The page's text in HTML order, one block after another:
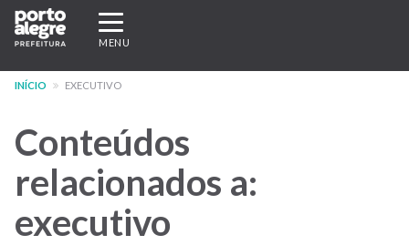
Pular
para
conteúdo
Expandir/recolher
navegação
MENU
INÍCIO EXECUTIVO
Conteúdos
relacionados a:
executivo